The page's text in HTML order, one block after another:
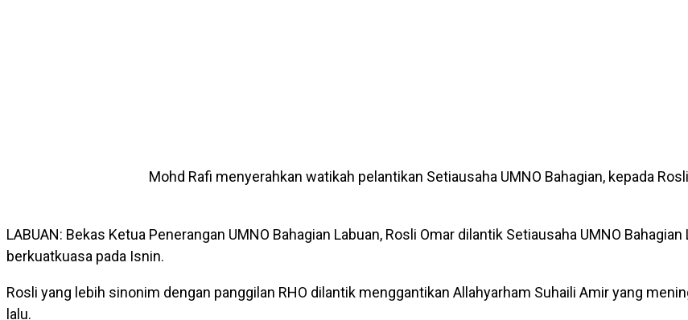
Mohd Rafi menyerahkan watikah pelantikan Setiausaha UMNO Bahagian, kepada
LABUAN: Bekas Ketua Penerangan UMNO Bahagian Labuan, Rosli Omar dilantik Setiausaha UMNO Bahagian
berkuatkuasa pada Isnin.
Rosli yang lebih sinonim dengan panggilan RHO dilantik menggantikan Allahyarham Suhaili Amir yang
lalu.